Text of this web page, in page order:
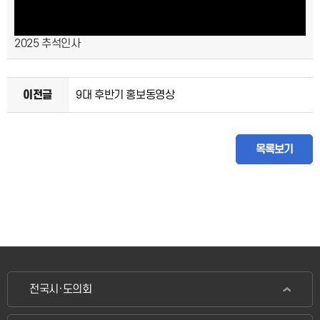
y
d
e
2025 추석인사
이전글 9대 후반기 홍보동영상
목록보기
전국시·도의회